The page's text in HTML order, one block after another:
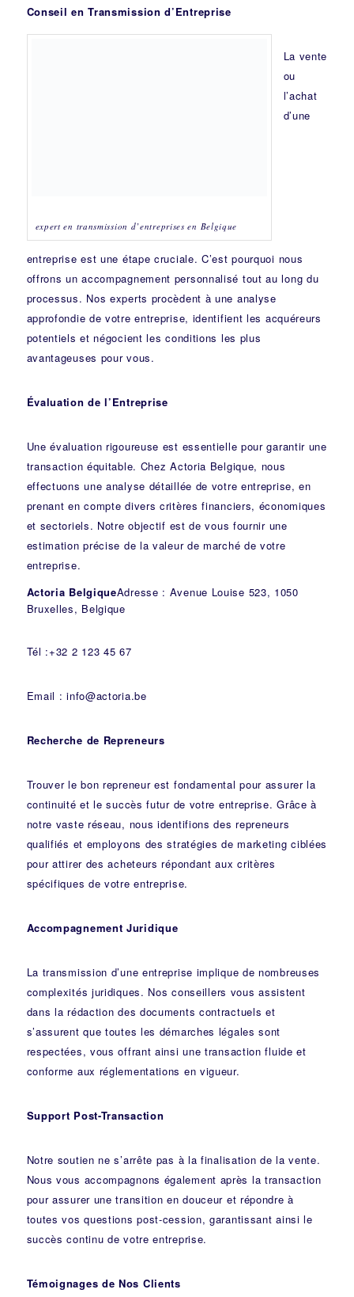
Conseil en Transmission d’Entreprise
expert en transmission d’entreprises en Belgique
La vente
ou
l’achat
d’une
entreprise est une étape cruciale. C’est pourquoi nous
offrons un accompagnement personnalisé tout au long du
processus. Nos experts procèdent à une analyse
approfondie de votre entreprise, identifient les acquéreurs
potentiels et négocient les conditions les plus
avantageuses pour vous.
Évaluation de l’Entreprise
Une évaluation rigoureuse est essentielle pour garantir une
transaction équitable. Chez Actoria Belgique, nous
effectuons une analyse détaillée de votre entreprise, en
prenant en compte divers critères financiers, économiques
et sectoriels. Notre objectif est de vous fournir une
estimation précise de la valeur de marché de votre
entreprise.
Actoria BelgiqueAdresse : Avenue Louise 523, 1050
Bruxelles, Belgique
Tél :+32 2 123 45 67
Email : info@actoria.be
Recherche de Repreneurs
Trouver le bon repreneur est fondamental pour assurer la
continuité et le succès futur de votre entreprise. Grâce à
notre vaste réseau, nous identifions des repreneurs
qualifiés et employons des stratégies de marketing ciblées
pour attirer des acheteurs répondant aux critères
spécifiques de votre entreprise.
Accompagnement Juridique
La transmission d’une entreprise implique de nombreuses
complexités juridiques. Nosconseillers vous assistent
dans la rédaction des documents contractuels et
s’assurent que toutes les démarches légales sont
respectées, vous offrant ainsi une transaction fluide et
conforme aux réglementations en vigueur.
Support Post-Transaction
Notre soutien ne s’arrête pas à la finalisation de la vente.
Nous vous accompagnons également après la transaction
pour assurer une transition en douceur et répondre à
toutes vos questions post-cession, garantissant ainsi le
succès continu de votre entreprise.
Témoignages de Nos Clients